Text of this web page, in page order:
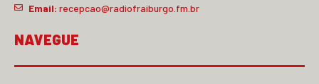
Email: recepcao@radiofraiburgo.fm.br
NAVEGUE